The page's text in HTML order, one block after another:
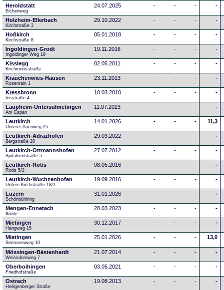
Heroldstatt
Eichenweg
24.07.2025 - - - -
Holzheim-Ellerbach
Kirchstraße 3
29.10.2022 - - - -
Hoßkirch
Kirchstraße 8
05.01.2018 - - - -
Ingoldingen-Grodt
Ingoldinger Weg 19
19.11.2016 - - - -
Kisslegg
Kirchmoosstraße
02.05.2011 - - - -
Krauchenwies-Hausen
Rosenrain 1
23.11.2013 - - - -
Kressbronn
Irisstraße 4
10.03.2010 - - - -
Laupheim-Untersulmetingen
Am Espan
11.07.2023 - - - -
Leutkirch
Unterer Auenweg 25
14.01.2026 - - - 11,3
Leutkirch-Adrazhofen
Bergstraße 20
29.03.2022 - - - -
Leutkirch-Ottmannshofen
Spitalriedstraße 5
27.07.2012 - - - -
Leutkirch-Rotis
Rotis 5/2
08.05.2016 - - - -
Leutkirch-Wuchzenhofen
Untere Kirchstraße 18/1
19.09.2016 - - - -
Luzern
Schönbühlring
31.01.2026 - - - -
Mengen-Ennetach
Breite
28.03.2023 - - - -
Mietingen
Hangweg 15
30.12.2017 - - - -
Mietingen
Seerosenweg 10
25.01.2026 - - - 13,0
Mössingen-Bästenhardt
Weissdornweg 7
21.07.2014 - - - -
Oberboihingen
Friedhofstraße
03.05.2021 - - - -
Ostrach
Heiligenberger Straße
19.08.2013 - - - -